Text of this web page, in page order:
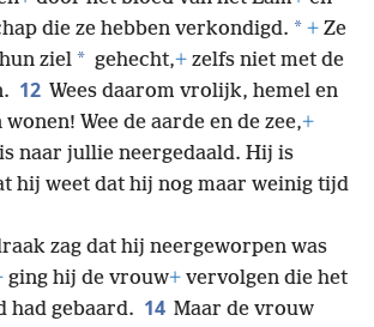
die ze hebben verkondigd. * + Ze
ziel * gehecht,+ zelfs niet met de
12 Wees daarom vrolijk, hemel en
Wee de aarde en de zee,+
naar jullie neergedaald. Hij is
hij weet dat hij nog maar weinig tijd
zag dat hij neergeworpen was
ging hij de vrouw+ vervolgen die het
had gebaard. 14 Maar de vrouw